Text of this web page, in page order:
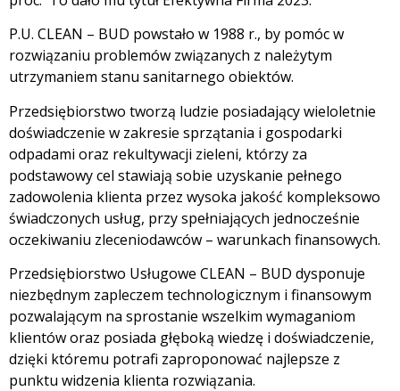
P.U. CLEAN – BUD powstało w 1988 r., by pomóc w
rozwiązaniu problemów związanych z należytym
utrzymaniem stanu sanitarnego obiektów.
Przedsiębiorstwo tworzą ludzie posiadający wieloletnie
doświadczenie w zakresie sprzątania i gospodarki
odpadami oraz rekultywacji zieleni, którzy za
podstawowy cel stawiają sobie uzyskanie pełnego
zadowolenia klienta przez wysoka jakość kompleksowo
świadczonych usług, przy spełniających jednocześnie
oczekiwaniu zleceniodawców – warunkach finansowych.
Przedsiębiorstwo Usługowe CLEAN – BUD dysponuje
niezbędnym zapleczem technologicznym i finansowym
pozwalającym na sprostanie wszelkim wymaganiom
klientów oraz posiada głęboką wiedzę i doświadczenie,
dzięki któremu potrafi zaproponować najlepsze z
punktu widzenia klienta rozwiązania.